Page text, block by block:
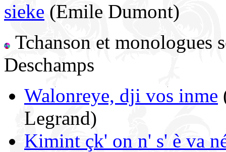
sieke (Emile Dumont)
Tchanson et monologues
Deschamps
Walonreye, dji vos inme
Legrand)
Kimint çk' on n' s' è va